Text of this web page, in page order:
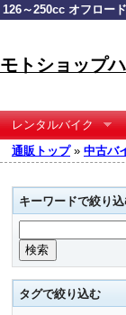
126～250cc オフロー
モトショップ
レンタルバイク
通販トップ» 中古バ
キーワードで絞り
タグで絞り込む